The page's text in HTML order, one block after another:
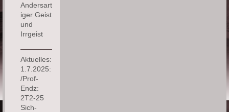
Andersart
iger Geist
und
Irrgeist
Aktuelles:
1.7.2025:
/Prof-
Endz:
2T2-25
Sich-